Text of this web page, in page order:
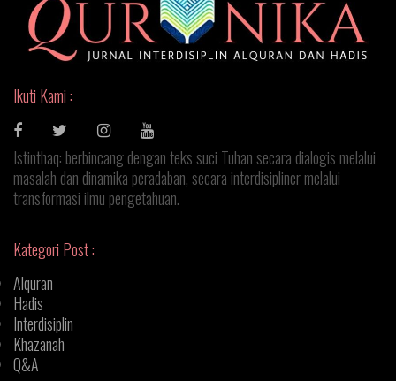
Ikuti Kami :
Istinthaq: berbincang dengan teks suci Tuhan secara dialogis melalui
masalah dan dinamika peradaban, secara interdisipliner melalui
transformasi ilmu pengetahuan.
Kategori Post :
Alquran
Hadis
Interdisiplin
Khazanah
Q&A